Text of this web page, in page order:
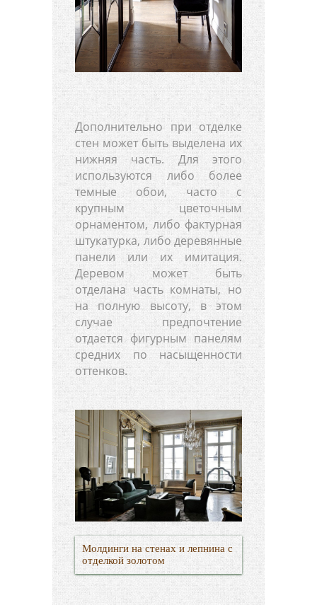
Дополнительно при отделке
стен может быть выделена их
нижняя часть. Для этого
используются либо более
темные обои, часто с
крупным цветочным
орнаментом, либо фактурная
штукатурка, либо деревянные
панели или их имитация.
Деревом может быть
отделана часть комнаты, но
на полную высоту, в этом
случае предпочтение
отдается фигурным панелям
средних по насыщенности
оттенков.
Молдинги на стенах и лепнина с
отделкой золотом